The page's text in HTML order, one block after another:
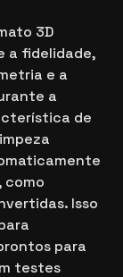
3D
a fidelidade,
e a
a
de
como
Isso
para
testes